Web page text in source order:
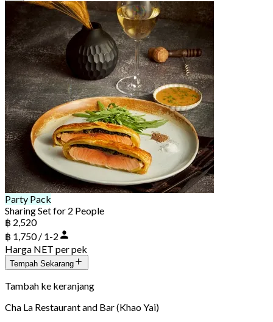
Party Pack
Sharing Set for 2 People
฿ 2,520
฿ 1,750 / 1-2
Harga NET per pek
Tempah Sekarang
Tambah ke keranjang
Cha La Restaurant and Bar (Khao Yai)